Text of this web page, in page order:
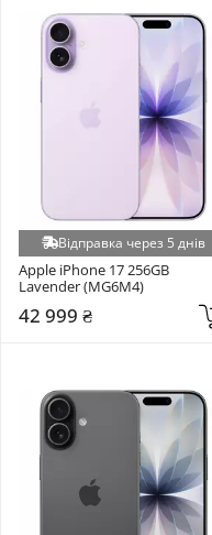
Відправка через 5 днів
Apple iPhone 17 256GB
Lavender (MG6M4)
42 999 ₴